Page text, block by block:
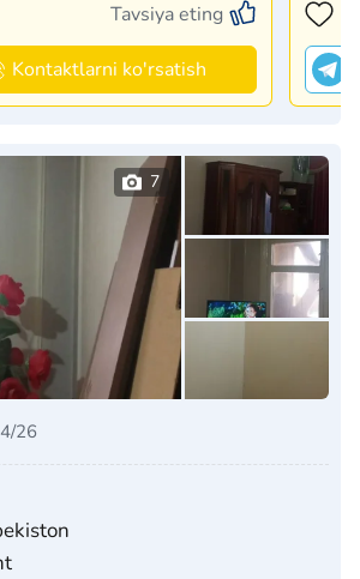
Tavsiya eting
Kontaktlarni ko'rsatish
7
26